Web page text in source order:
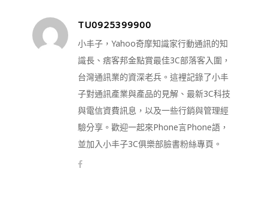
TU0925399900
小丰子，Yahoo奇摩知識家行動通訊的知
識長、痞客邦金點賞最佳3C部落客入圍，
台灣通訊業的資深老兵。這裡記錄了小丰
子對通訊產業與產品的見解、最新3C科技
與電信資費訊息，以及一些行銷與管理經
驗分享。歡迎一起來Phone言Phone語，
並加入小丰子3C俱樂部臉書粉絲專頁。